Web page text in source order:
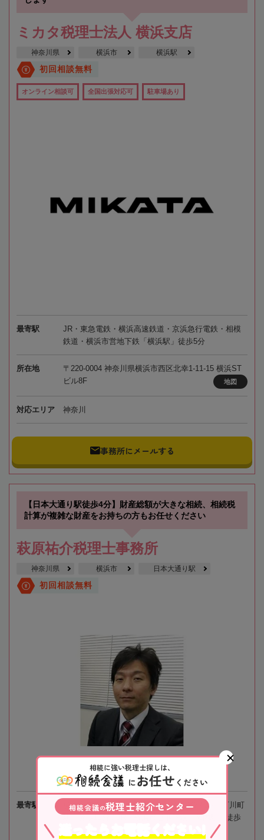
ミカタ税理士法人 横浜支店
神奈川県 横浜市 横浜駅
初回相談無料
オンライン相談可 全国出張対応可 駐車場あり
最寄駅
JR・東急電鉄・横浜高速鉄道・京浜急行電鉄・相模
鉄道・横浜市営地下鉄「横浜駅」徒歩5分
所在地
〒220-0004 神奈川県横浜市西区北幸1-11-15 横浜ST
ビル8F
地図
対応エリア 神奈川
事務所にメールする
【日本大通り駅徒歩4分】財産総額が大きな相続、相続税
計算が複雑な財産をお持ちの方もお任せください
萩原祐介税理士事務所
神奈川県 横浜市 日本大通り駅
初回相談無料
最寄駅
横浜高速鉄道「日本大通り駅」徒歩4分 / JR「石川町
駅」徒歩11分 / JR・横浜市営地下鉄「関内駅」徒歩
相続に強い税理士探しは、
にお任せ ください
相続会議の税理士紹介センター